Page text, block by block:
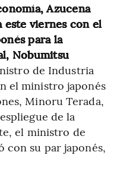
Azucena
este viernes con el
para la
Nobumitsu
de Industria
el ministro japonés
Minoru Terada,
de la
el ministro de
con su par japonés,